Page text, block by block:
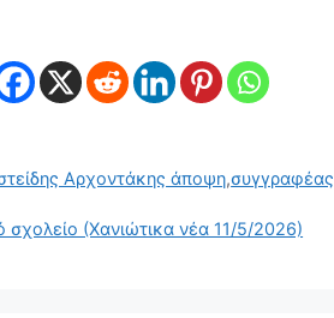
Αρχοντάκης άποψη,συγγραφέας
σχολείο (Χανιώτικα νέα 11/5/2026)